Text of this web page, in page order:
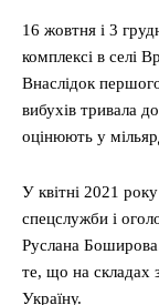
16 жовтня і 3
комплексі в селі
Внаслідок
вибухів тривала
оцінюють у
У квітні 2021
спецслужби і
Руслана
те, що на складах
Україну.